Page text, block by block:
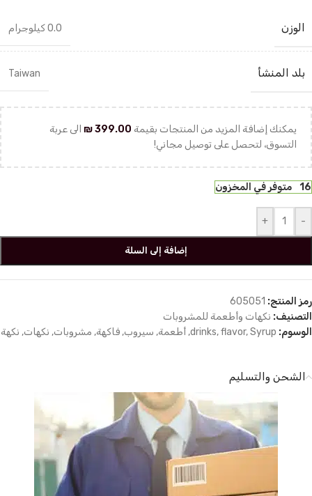
الوزن 0.0 كيلوجرام
بلد المنشأ Taiwan
يمكنك إضافة المزيد من المنتجات بقيمة ₪399.00
الى عربة
التسوق، لتحصل على توصيل مجاني!
16 متوفر في المخزون
-
+
إضافة إلى السلة
رمز المنتج: 605051
التصنيف: نكهات وأطعمة للمشروبات
الوسوم:
drinks,flavor,Syrup
, أطعمة, سيروب, فاكهة, مشروبات, نكهات, نكهة
الشحن والتسليم